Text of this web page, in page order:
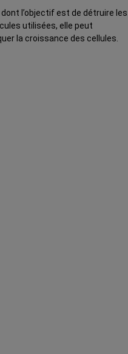
l’objectif est de détruire les
utilisées, elle peut
la croissance des cellules.